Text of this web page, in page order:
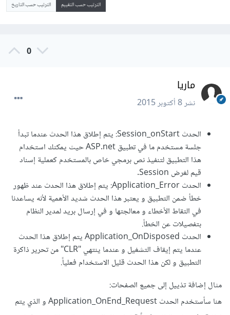
الترتيب حسب التقييم الترتيب حسب التاريخ
0
ماريا
نشر8 أكتوبر 2015
الحدث Session_onStart: يتم إطلاق هذا الحدث عندما تبدأ
جلسة مستخدم ما في تطبيق ASP.net حيث يمكنك استخدام
هذا التطبيق لتنفيذ نص برمجي خاص بالمستخدم كعملية إسناد
قيم لغرض Session.
الحدث Application_Error: يتم إطلاق هذا الحدث عند ظهور
خطأ ضمن التطبيق و يعتبر هذا الحدث شديد الأهمية لأنه يساعدنا
في التقاط الأخطاء و معالجتها و في إرسال بريد لمدير النظام
بتفصيلات عن الخطأ.
الحدث Application_OnDisposed يتم إطلاق هذا الحدث
عندما يتم إيقاف التشغيل و عندما ينتهي "CLR" من تحرير ذاكرة
التطبيق و لكن هذا الحدث قليل الاستخدام فعلياً.
مثال إضافة تذييل إلى جميع الصفحات:
هنا سأستخدم الحدث Application_OnEnd_Request و الذي يتم